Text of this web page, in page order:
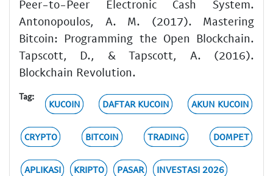
Peer-to-Peer Electronic Cash System.
Antonopoulos, A. M. (2017). Mastering
Bitcoin: Programming the Open Blockchain.
Tapscott, D., & Tapscott, A. (2016).
Blockchain Revolution.
Tag:
KUCOIN DAFTAR KUCOIN AKUN KUCOIN
CRYPTO BITCOIN TRADING DOMPET
APLIKASI KRIPTO PASAR INVESTASI 2026